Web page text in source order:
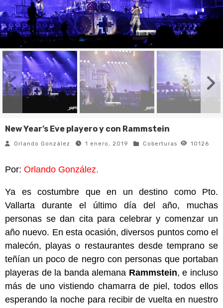
New Year’s Eve playero y con Rammstein
Orlando González 1 enero, 2019 Coberturas 10126
Por: Orlando González.
Ya es costumbre que en un destino como Pto.
Vallarta durante el último día del año, muchas
personas se dan cita para celebrar y comenzar un
año nuevo. En esta ocasión, diversos puntos como el
malecón, playas o restaurantes desde temprano se
teñían un poco de negro con personas que portaban
playeras de la banda alemana Rammstein, e incluso
más de uno vistiendo chamarra de piel, todos ellos
esperando la noche para recibir de vuelta en nuestro